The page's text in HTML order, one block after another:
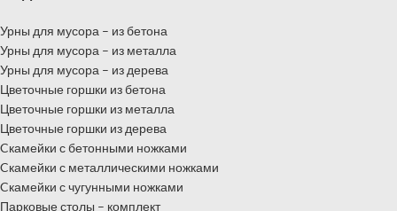
Урны для мусора – из бетона
Урны для мусора – из металла
Урны для мусора – из дерева
Цветочные горшки из бетона
Цветочные горшки из металла
Цветочные горшки из дерева
Cкамейки с бетонными ножками
Cкамейки с металлическими ножками
Cкамейки с чугунными ножками
Парковые столы – комплект